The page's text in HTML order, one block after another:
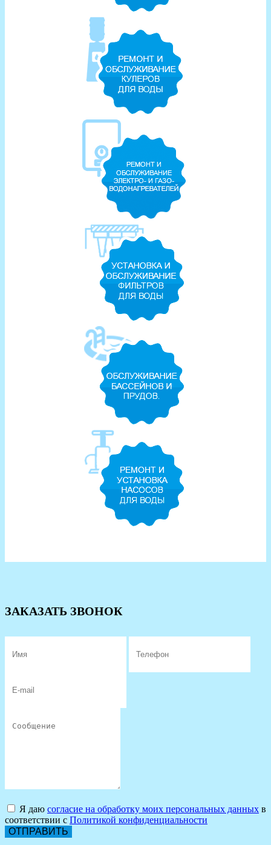
ЗАКАЗАТЬ ЗВОНОК
Я даю согласие на обработку моих персональных данных в
соответствии с Политикой конфиденциальности
ОТПРАВИТЬ